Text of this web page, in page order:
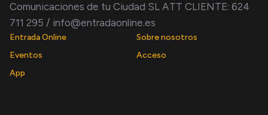
Comunicaciones de tu Ciudad SL ATT CLIENTE: 624
711 295 / info@entradaonline.es
Entrada Online
Sobre nosotros
Eventos
Acceso
App